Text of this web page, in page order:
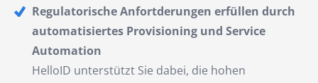
Regulatorische Anfortderungen erfüllen durch
automatisiertes Provisioning und Service
Automation
HelloID unterstützt Sie dabei, die hohen